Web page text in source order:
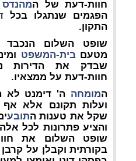
חוות-דעת של המהנדס
הפגמים שנתגלו בכל
התקון.
שופט השלום הנכבד
מטעםבית-המשפט
שבדק את הדירות
חוות-דעת על ממצאיו.
המומחה ה' דימנט לא
ועלות תקונם אלא
שקל את טענות התובע
והציע פתרונות לכל
שופט השלום את
בקורתית וקבלן על קרבן